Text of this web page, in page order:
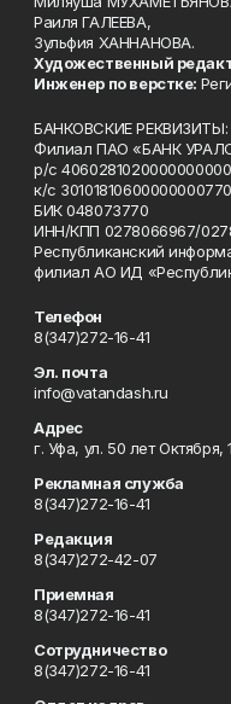
Раиля ГАЛЕЕВА,
Зульфия ХАННАНОВА.
Художественный
Инженер по верстке:
БАНКОВСКИЕ РЕКВИЗИТЫ:
Филиал ПАО «БАНК
р/с
к/с
БИК 048073770
ИНН/КПП 0278066967/
Республиканский
филиал АО ИД
Телефон
8(347)272-16-41
Эл. почта
info@vatandash.ru
Адрес
г. Уфа, ул. 50 лет
Рекламная служба
8(347)272-16-41
Редакция
8(347)272-42-07
Приемная
8(347)272-16-41
Сотрудничество
8(347)272-16-41